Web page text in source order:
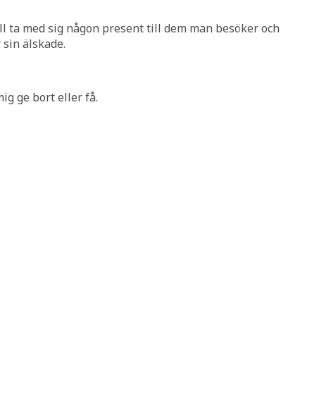
med sig någon present till dem man besöker och
älskade.
ge bort eller få.